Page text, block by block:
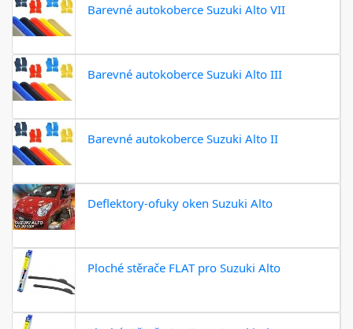
Barevné autokoberce Suzuki Alto VII
Barevné autokoberce Suzuki Alto III
Barevné autokoberce Suzuki Alto II
Deflektory-ofuky oken Suzuki Alto
Ploché stěrače FLAT pro Suzuki Alto